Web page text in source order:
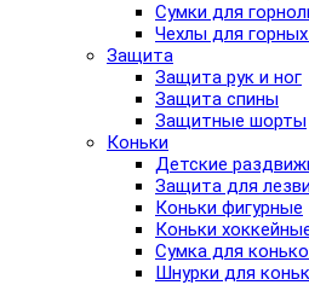
Сумки для
Чехлы для
Защита
Защита рук и ног
Защита спины
Защитные шорты
Коньки
Детские
Защита для
Коньки фигурные
Коньки
Сумка для
Шнурки для